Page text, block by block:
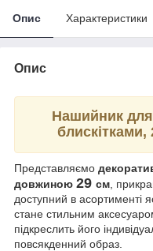
Опис Характеристики
Опис
Нашийник
блискітками,
Представляємо
довжиною 29 см ,
доступний в асортименті
стане стильним
підкреслить його
повсякденний образ.